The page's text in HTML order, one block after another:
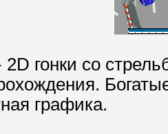
2D гонки со
графика.